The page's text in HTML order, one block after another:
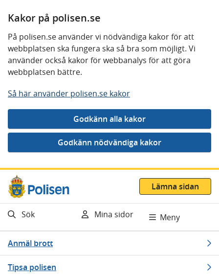
Kakor på polisen.se
På polisen.se använder vi nödvändiga kakor för att
webbplatsen ska fungera ska så bra som möjligt. Vi
använder också kakor för webbanalys för att göra
webbplatsen bättre.
Så här använder polisen.se kakor
Gå direkt till innehåll
Lämna sidan
Sök Mina sidor Meny
Anmäl brott
Tipsa polisen